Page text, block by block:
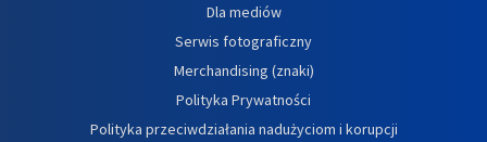
Dla mediów
Serwis fotograficzny
Merchandising (znaki)
Polityka Prywatności
Polityka przeciwdziałania nadużyciom i korupcji